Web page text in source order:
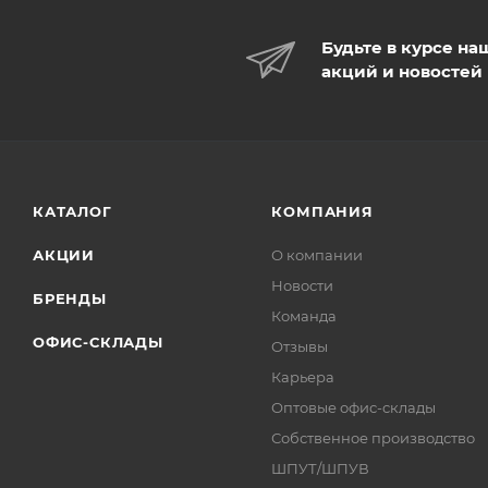
Будьте в курсе
акций и новостей
КАТАЛОГ
АКЦИИ
БРЕНДЫ
ОФИС-СКЛАДЫ
КОМПАНИЯ
О компании
Новости
Команда
Отзывы
Карьера
Оптовые офис-склады
Собственное производство
ШПУТ/ШПУВ